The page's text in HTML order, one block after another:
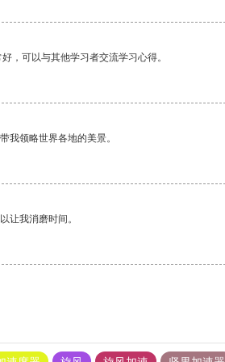
，可以与其他学习者交流学习心得。
我领略世界各地的美景。
让我消磨时间。